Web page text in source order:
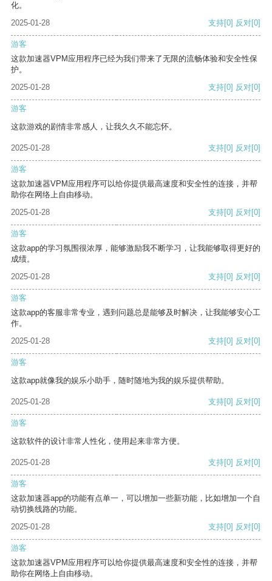
化。
2025-01-28
支持[0] 反对[0]
游客
这款加速器VPM应用程序已经为我们带来了无限的流畅体验和安全性保
护。
2025-01-28
支持[0] 反对[0]
游客
这款游戏的剧情非常感人，让我久久不能忘怀。
2025-01-28 支持[0] 反对[0]
游客
这款加速器VPM应用程序可以给你提供最高速度和安全性的连接，并帮
助你在网络上自由移动。
2025-01-28
支持[0] 反对[0]
游客
这款app的学习氛围很浓厚，能够激励我不断学习，让我能够取得更好的
成绩。
2025-01-28
支持[0] 反对[0]
游客
这款app的客服非常专业，遇到问题总是能够及时解决，让我能够安心工
作。
2025-01-28
支持[0] 反对[0]
游客
这款app就像我的娱乐小助手，随时随地为我的娱乐提供帮助。
2025-01-28 支持[0] 反对[0]
游客
这款软件的设计非常人性化，使用起来非常方便。
2025-01-28 支持[0] 反对[0]
游客
这款加速器app的功能有点单一，可以增加一些新功能，比如增加一个自
动切换线路的功能。
2025-01-28
支持[0] 反对[0]
游客
这款加速器VPM应用程序可以给你提供最高速度和安全性的连接，并帮
助你在网络上自由移动。